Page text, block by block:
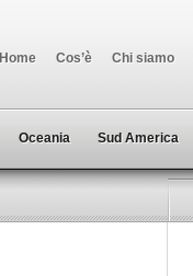
Home Cos’è Chi siamo
Oceania Sud America